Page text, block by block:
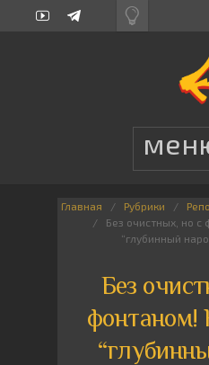
Главная Рубрики
Без очистных, но с
“глубинный
Без
фонтаном!